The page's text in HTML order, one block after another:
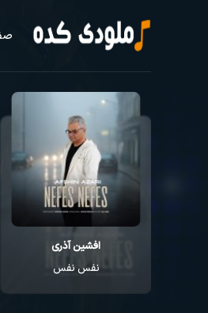
افشین آذری
نفس نفس